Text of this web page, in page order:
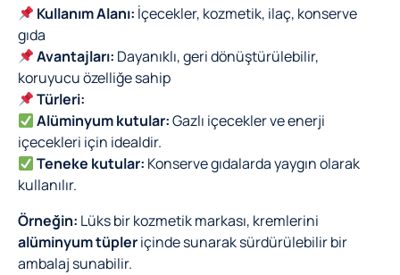
Kullanım Alanı: İçecekler, kozmetik, ilaç, konserve
gıda
Avantajları: Dayanıklı, geri dönüştürülebilir,
koruyucu özelliğe sahip
Türleri:
Alüminyum kutular:Gazlı içecekler ve enerji
içecekleri için idealdir.
Teneke kutular: Konserve gıdalarda yaygın olarak
kullanılır.
Örneğin: Lüks bir kozmetik markası, kremlerini
alüminyum tüpleriçinde sunarak sürdürülebilir bir
ambalaj sunabilir.